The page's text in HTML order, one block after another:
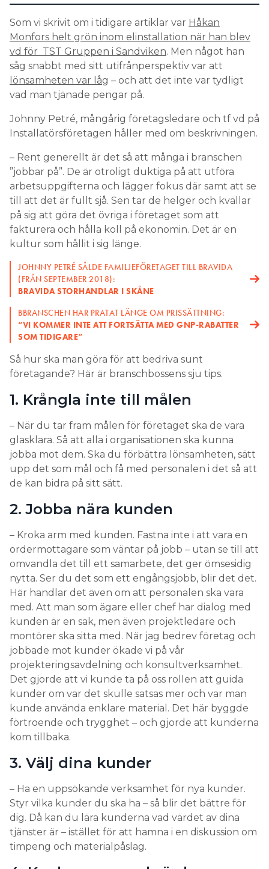
Som vi skrivit om i tidigare artiklar var Håkan
Monfors helt grön inom elinstallation när han blev
vd för TST Gruppen i Sandviken. Men något han
såg snabbt med sitt utifrånperspektiv var att
lönsamheten var låg – och att det inte var tydligt
vad man tjänade pengar på.
Johnny Petré, mångårig företagsledare och tf vd på
Installatörsföretagen håller med om beskrivningen.
– Rent generellt är det så att många i branschen
”jobbar på”. De är otroligt duktiga på att utföra
arbetsuppgifterna och lägger fokus där samt att se
till att det är fullt sjå. Sen tar de helger och kvällar
på sig att göra det övriga i företaget som att
fakturera och hålla koll på ekonomin. Det är en
kultur som hållit i sig länge.
JOHNNY PETRÉ SÅLDE FAMILJEFÖRETAGET TILL BRAVIDA
(FRÅN SEPTEMBER 2018):
BRAVIDA STORHANDLAR I SKÅNE
BBRANSCHEN HAR PRATAT LÄNGE OM PRISSÄTTNING:
“VI KOMMER INTE ATT FORTSÄTTA MED GNP-RABATTER
SOM TIDIGARE”
Så hur ska man göra för att bedriva sunt
företagande? Här är branschbossens sju tips.
1. Krångla inte till målen
– När du tar fram målen för företaget ska de vara
glasklara. Så att alla i organisationen ska kunna
jobba mot dem. Ska du förbättra lönsamheten, sätt
upp det som mål och få med personalen i det så att
de kan bidra på sitt sätt.
2. Jobba nära kunden
– Kroka arm med kunden. Fastna inte i att vara en
ordermottagare som väntar på jobb – utan se till att
omvandla det till ett samarbete, det ger ömsesidig
nytta. Ser du det som ett engångsjobb, blir det det.
Här handlar det även om att personalen ska vara
med. Att man som ägare eller chef har dialog med
kunden är en sak, men även projektledare och
montörer ska sitta med. När jag bedrev företag och
jobbade mot kunder ökade vi på vår
projekteringsavdelning och konsultverksamhet.
Det gjorde att vi kunde ta på oss rollen att guida
kunder om var det skulle satsas mer och var man
kunde använda enklare material. Det här byggde
förtroende och trygghet – och gjorde att kunderna
kom tillbaka.
3. Välj dina kunder
– Ha en uppsökande verksamhet för nya kunder.
Styr vilka kunder du ska ha – så blir det bättre för
dig. Då kan du lära kunderna vad värdet av dina
tjänster är – istället för att hamna i en diskussion om
timpeng och materialpåslag.